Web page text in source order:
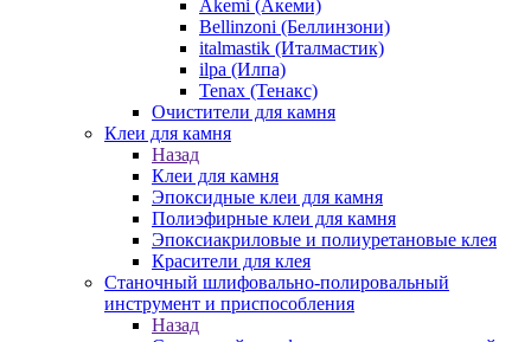
Akemi (Акеми)
Bellinzoni (Беллинзони)
italmastik (Италмастик)
ilpa (Илпа)
Tenax (Тенакс)
Очистители для камня
Клеи для камня
Назад
Клеи для камня
Эпоксидные клеи для камня
Полиэфирные клеи для камня
Эпоксиакриловые и полиуретановые клея
Красители для клея
Станочный шлифовально-полировальный
инструмент и приспособления
Назад